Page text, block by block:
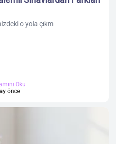
o yola çıkm
Oku
önce